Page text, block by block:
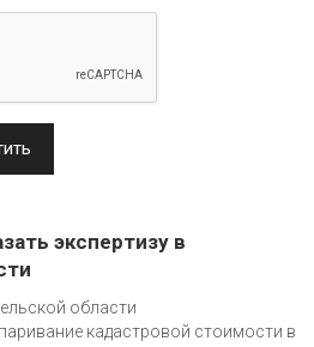
экспертизу в
области
кадастровой стоимости в